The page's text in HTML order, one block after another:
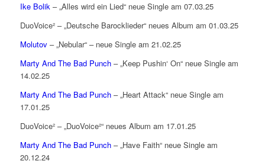
Ike Bolik– „Alles wird ein Lied“ neue Single am 07.03.25
DuoVoice² – „Deutsche Barocklieder“ neues Album am 01.03.25
Molutov – „Nebular“ – neue Single am 21.02.25
Marty And The Bad Punch– „Keep Pushin‘ On“ neue Single am
14.02.25
Marty And The Bad Punch– „Heart Attack“ neue Single am
17.01.25
DuoVoice² – „DuoVoice²“ neues Album am 17.01.25
Marty And The Bad Punch– „Have Faith“ neue Single am
20.12.24